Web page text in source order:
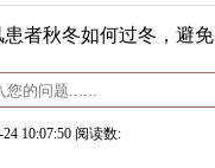
者秋冬如何过冬，避
10:07:50 阅读数: